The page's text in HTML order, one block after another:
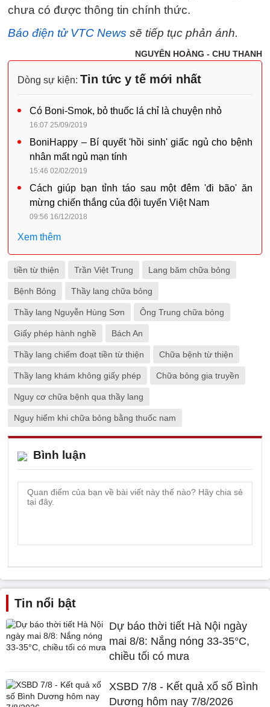
chưa có được thông tin chính thức.
Báo điện tử VTC News sẽ tiếp tục phản ánh.
NGUYÊN HOÀNG - CHU THANH
Dòng sự kiện: Tin tức y tế mới nhất
Có Boni-Smok, bỏ thuốc lá chỉ là chuyện nhỏ
16:07 25/09/2019
BoniHappy – Bí quyết 'hồi sinh' giấc ngủ cho bệnh
nhân mất ngủ mạn tính
15:46 02/02/2019
Cách giúp bạn tỉnh táo sau một đêm 'đi bão' ăn
mừng chiến thắng của đội tuyển Việt Nam
09:56 16/12/2018
Xem thêm
tiền từ thiện Trần Việt Trung Lang băm chữa bỏng
Bệnh Bỏng Thầy lang chữa bỏng
Thầy lang Nguyễn Hùng Sơn Ông Trung chữa bỏng
Giấy phép hành nghề Bách An
Thầy lang chiếm đoạt tiền từ thiện Chữa bệnh từ thiện
Thầy lang khám không giấy phép Chữa bỏng gia truyền
Nguy cơ chữa bệnh qua thầy lang
Nguy hiểm khi chữa bỏng bằng thuốc nam
Bình luận
Tin nổi bật
Dự báo thời tiết Hà Nội ngày
mai 8/8: Nắng nóng 33-35°C,
chiều tối có mưa
XSBD 7/8 - Kết quả xổ số Bình
Dương hôm nay 7/8/2026